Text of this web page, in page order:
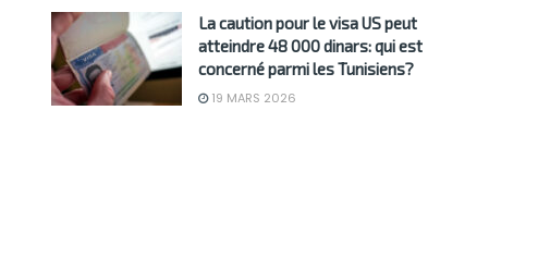
La caution pour le visa US peut
atteindre 48 000 dinars: qui est
concerné parmi les Tunisiens?
19 MARS 2026